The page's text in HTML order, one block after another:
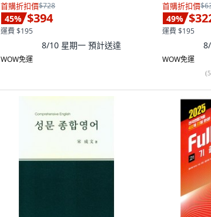
首購折扣價$728
45% $394
運費 $195
8/10 星期一 預計送達
WOW免運
首購折扣價
49%
運費 $195
WOW免運
(5